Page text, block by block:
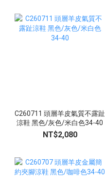
C260711 頭層羊皮氣質不露趾
涼鞋 黑色/灰色/米白色34-40
NT$2,080